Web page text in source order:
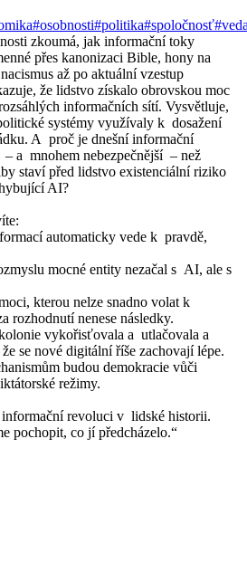
#osobnosti#politika#spoločnosť
zkoumá, jak informační toky
přes kanonizaci Bible, hony na
až po aktuální vzestup
že lidstvo získalo obrovskou moc
informačních sítí. Vysvětluje,
systémy využívaly k dosažení
A proč je dnešní informační
a mnohem nebezpečnější – než
staví před lidstvo existenciální riziko
AI?
automaticky vede k pravdě,
mocné entity nezačal s AI, ale s
kterou nelze snadno volat k
rozhodnutí nenese následky.
vykořisťovala a utlačovala a
se nové digitální říše zachovají lépe.
budou demokracie vůči
režimy.
informační revoluci v lidské historii.
pochopit, co jí předcházelo.“